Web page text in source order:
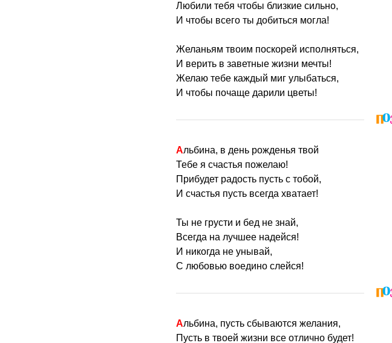
Любили тебя чтобы близкие сильно,
И чтобы всего ты добиться могла!
Желаньям твоим поскорей исполняться,
И верить в заветные жизни мечты!
Желаю тебе каждый миг улыбаться,
И чтобы почаще дарили цветы!
Альбина, в день рожденья твой
Тебе я счастья пожелаю!
Прибудет радость пусть с тобой,
И счастья пусть всегда хватает!
Ты не грусти и бед не знай,
Всегда на лучшее надейся!
И никогда не унывай,
С любовью воедино слейся!
Альбина, пусть сбываются желания,
Пусть в твоей жизни все отлично будет!